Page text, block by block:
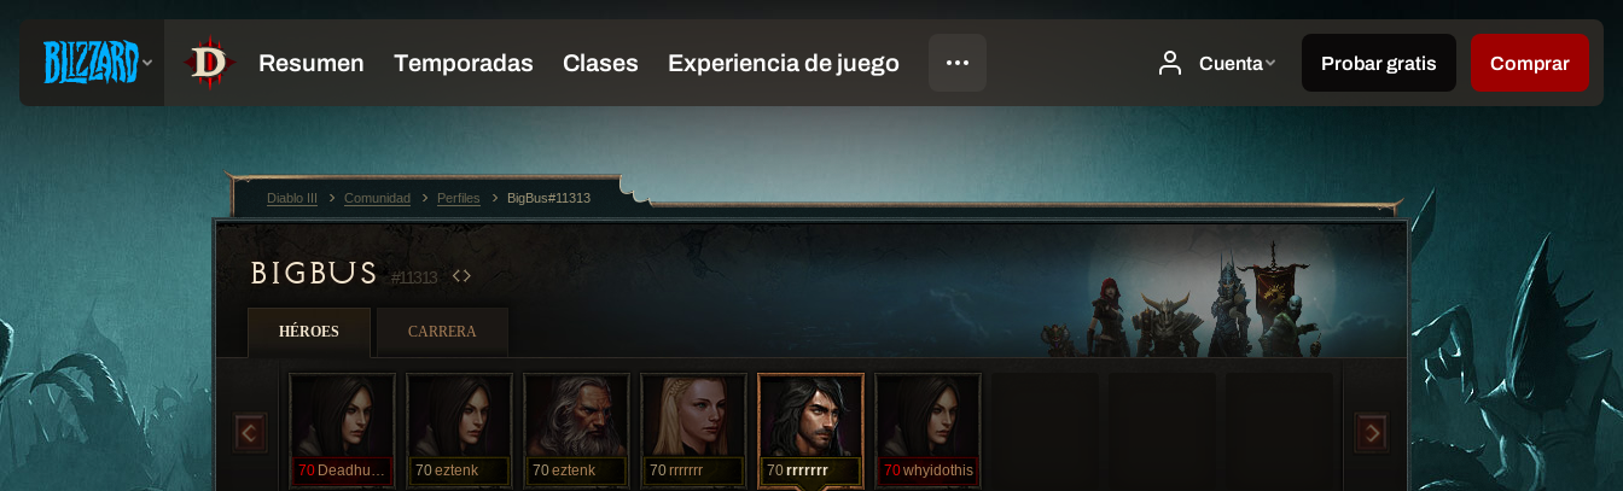
BIGBUS#11313
HÉROES CARRERA
70 Deadhunter 70eztenk 70eztenk 70rrrrrrr 70rrrrrrr 70whyidothis
Diablo III Comunidad Perfiles BigBus#11313